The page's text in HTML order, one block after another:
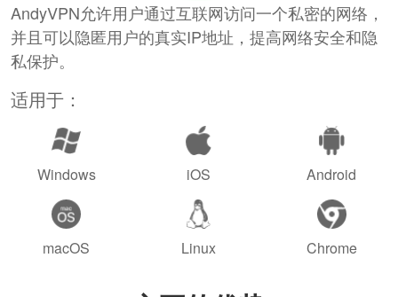
AndyVPN允许用户通过互联网访问一个私密的网络，
并且可以隐匿用户的真实IP地址，提高网络安全和隐
私保护。
适用于：
Windows iOS Android
macOS Linux Chrome